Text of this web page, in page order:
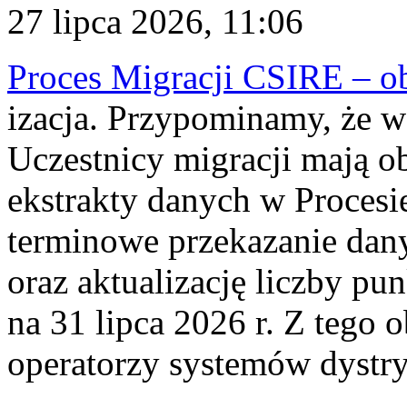
27 lipca 2026, 11:06
Proces Migracji CSIRE –
izacja. Przypominamy, że
Uczestnicy migracji mają
ekstrakty danych w
terminowe przekazanie
oraz aktualizację liczby
na 31 lipca 2026 r. Z tego
operatorzy systemów